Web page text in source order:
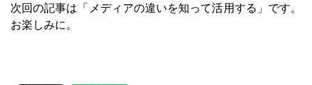
次回の記事は「メディアの違いを知って活用する」です。
お楽しみに。